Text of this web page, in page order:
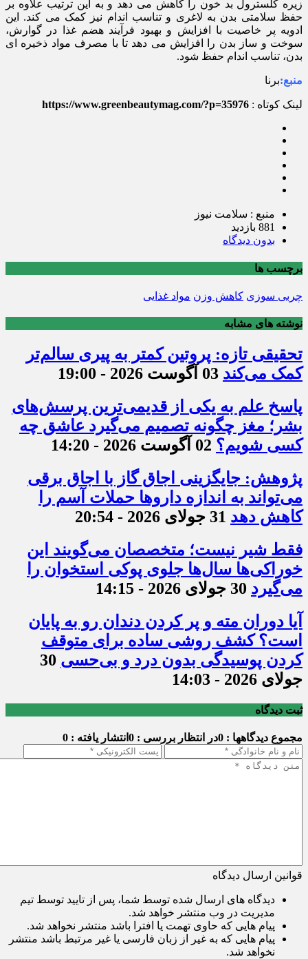
زیره کلسترول بد خون را کاهش می دهد و به این ترتیب علاوه بر
حفظ سلامتی بدن به لاغری و تناسب اندام نیز کمک می کند. این
ادویه پر خاصیت با افزایش و بهبود فرآیند هضم غذا در گوارش،
سوخت و ساز بدن را افزایش می دهد تا با مصرف مواد ذخیره ای
بدن، تناسب اندام حفظ شود.
منبع:برنا
لینک کوتاه : https://www.greenbeautymag.com/?p=35976
منبع : سلامت نیوز
881 بازدید
بدون دیدگاه
برچسب ها
چربی سوزی کاهش وزن مواد غذایی
نوشته های مشابه
تحقیقی تازه: پروتین کمتر به پیری سالم‌تر
کمک می‌کند 03 آگوست 2026 - 19:00
پاسخ علم به یکی از قدیمی‌ترین پرسش‌های
بشر؛ مغز چگونه تصمیم می‌گیرد عاشق چه
کسی شویم؟ 02 آگوست 2026 - 14:20
پژوهش: جایگزینی اجاق گاز با اجاق برقی
می‌تواند به اندازه داروها حملات آسم را
کاهش دهد 31 جولای 2026 - 20:54
فقط شیر نیست؛ متخصصان می‌گویند این
خوراکی‌ها سال‌ها جلوی پوکی استخوان را
می‌گیرد 30 جولای 2026 - 14:15
آیا دوران مته و پر کردن دندان رو به پایان
است؟ کشف روشی ساده برای متوقف
کردن پوسیدگی بدون درد و بی‌حسی 30
جولای 2026 - 14:03
ثبت دیدگاه
مجموع دیدگاهها : 0 در انتظار بررسی : 0 انتشار یافته : 0
قوانین ارسال دیدگاه
دیدگاه های ارسال شده توسط شما، پس از تایید توسط تیم
مدیریت در وب منتشر خواهد شد.
پیام هایی که حاوی تهمت یا افترا باشد منتشر نخواهد شد.
پیام هایی که به غیر از زبان فارسی یا غیر مرتبط باشد منتشر
نخواهد شد.